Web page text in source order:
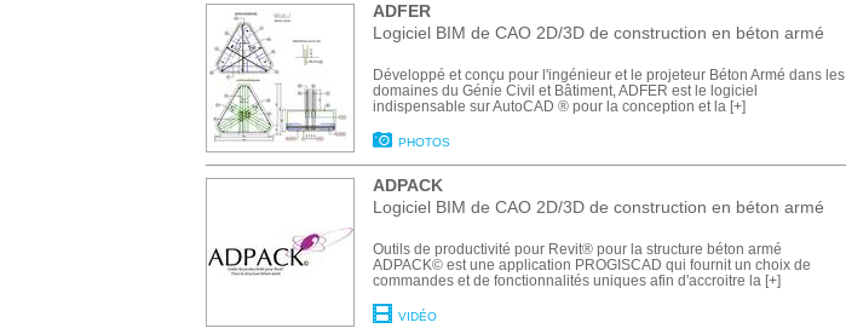
ADFER
Logiciel BIM de CAO 2D/3D de construction en béton armé
Développé et conçu pour l'ingénieur et le projeteur Béton Armé dans les
domaines du Génie Civil et Bâtiment, ADFER est le logiciel
indispensable sur AutoCAD ® pour la conception et la [+]
PHOTOS
ADPACK
Logiciel BIM de CAO 2D/3D de construction en béton armé
Outils de productivité pour Revit® pour la structure béton armé
ADPACK© est une application PROGISCAD qui fournit un choix de
commandes et de fonctionnalités uniques afin d'accroitre la [+]
VIDÉO